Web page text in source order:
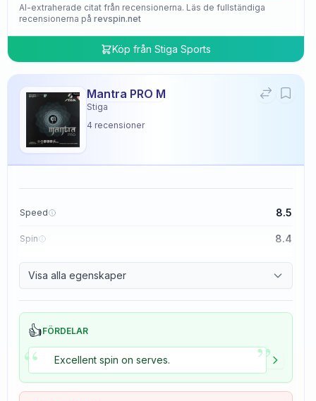
AI-extraherade citat från recensionerna. Läs de fullständiga
recensionerna på revspin.net
Köp från Stiga Sports
Mantra PRO M
Stiga
4 recensioner
Speed 8.5
Spin 8.4
Visa alla egenskaper
👍FÖRDELAR
“ Excellent spin on serves. ”